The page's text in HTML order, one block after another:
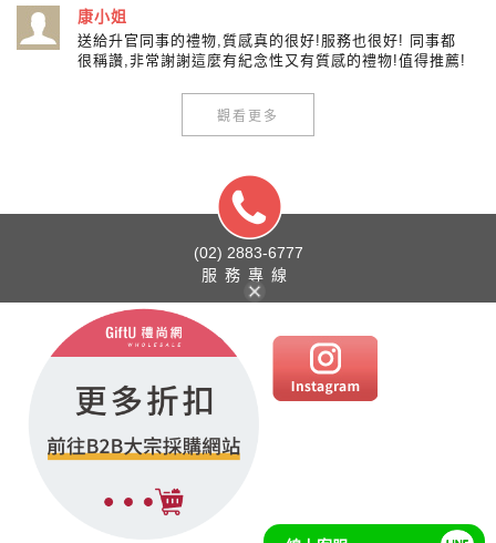
康小姐
送給升官同事的禮物,質感真的很好!服務也很好! 同事都
很稱讚,非常謝謝這麼有紀念性又有質感的禮物!值得推薦!
觀看更多
(02) 2883-6777
服務專線